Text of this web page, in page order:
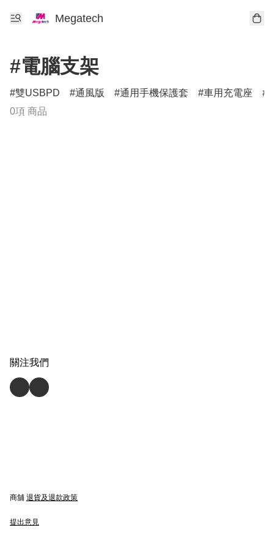
Megatech
#電腦支架
雙USBPD 通風版 通用手機保護套 車用充電座
0項 商品
關注我們
商舖 退貨及退款政策
提出意見